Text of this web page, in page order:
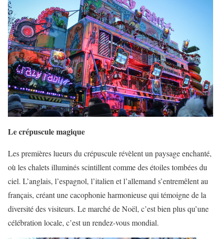
Le crépuscule magique
Les premières lueurs du crépuscule révèlent un paysage enchanté,
où les chalets illuminés scintillent comme des étoiles tombées du
ciel. L’anglais, l’espagnol, l’italien et l’allemand s’entremêlent au
français, créant une cacophonie harmonieuse qui témoigne de la
diversité des visiteurs. Le marché de Noël, c’est bien plus qu’une
célébration locale, c’est un rendez-vous mondial.